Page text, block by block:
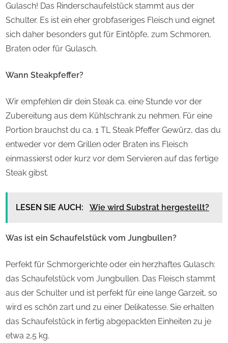
Gulasch! Das Rinderschaufelstück stammt aus der
Schulter. Es ist ein eher grobfaseriges Fleisch und eignet
sich daher besonders gut für Eintöpfe, zum Schmoren,
Braten oder für Gulasch.
Wann Steakpfeffer?
Wir empfehlen dir dein Steak ca. eine Stunde vor der
Zubereitung aus dem Kühlschrank zu nehmen. Für eine
Portion brauchst du ca. 1 TL Steak Pfeffer Gewürz, das du
entweder vor dem Grillen oder Braten ins Fleisch
einmassierst oder kurz vor dem Servieren auf das fertige
Steak gibst.
LESEN SIE AUCH: Wie wird Substrat hergestellt?
Was ist ein Schaufelstück vom Jungbullen?
Perfekt für Schmorgerichte oder ein herzhaftes Gulasch:
das Schaufelstück vom Jungbullen. Das Fleisch stammt
aus der Schulter und ist perfekt für eine lange Garzeit, so
wird es schön zart und zu einer Delikatesse. Sie erhalten
das Schaufelstück in fertig abgepackten Einheiten zu je
etwa 2,5 kg.